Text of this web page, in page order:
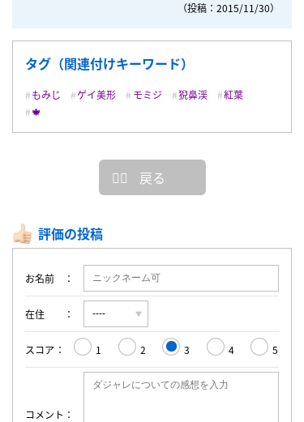
（投稿：2015/11/30）
タグ（関連付けキーワード）
もみじ ゲイ美形 モミジ 猊鼻渓
紅葉
🍁
戻る
評価の投稿
お名前
在住
スコア 1 2 3 4 5
コメント